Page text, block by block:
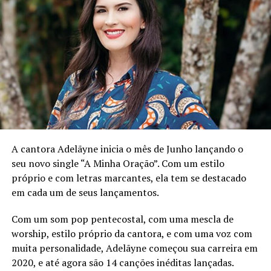
Fundo DE QUINTAL é a melhor tradução da frase:
“Aconselho a você, que seja sambista também”.
Parafraseando Dorival Caymmi, Quem não conhece o
Fundo de Quintal, bom sujeito não é. É ruim da cabeça
ou doente do pé. a verdade é que o Fundo de Quintal é o
grupo de samba brasileira mais antigo em atividade até
os dias de hoje.
Formado no Rio de Janeiro na década de 1970, surgiu a
partir das rodas de samba do bloco carnavalesco Cacique
de Ramos, agremiação criada por Bira Presidente,
Ubirany e Serena em 1961. De lá para cá, o Fundo de
Quintal tornou-se uma das maiores referências do
gênero, em especial no pagode.
Em 2021, o grupo Fundo Quintal completou 45 anos de
carreira. Além de muitas sambas e histórias que trazem
na bagagem, para comemorar o aniversário, foi gravado
A cantora Adelãyne inicia o mês de Junho lançando o
seu novo single “A Minha Oração”. Com um estilo
próprio e com letras marcantes, ela tem se destacado
em cada um de seus lançamentos.
Com um som pop pentecostal, com uma mescla de
worship, estilo próprio da cantora, e com uma voz com
muita personalidade, Adelãyne começou sua carreira em
2020, e até agora são 14 canções inéditas lançadas.